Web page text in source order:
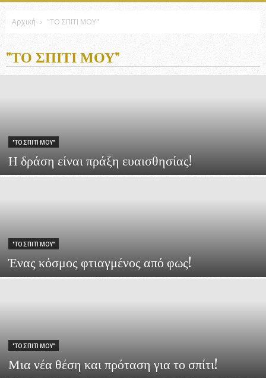
Αρχική "ΤΟ ΣΠΙΤΙ ΜΟΥ"
"ΤΟ ΣΠΙΤΙ ΜΟΥ"
"ΤΟ ΣΠΙΤΙ ΜΟΥ"
Η δράση είναι πράξη ευαισθησίας!
"ΤΟ ΣΠΙΤΙ ΜΟΥ"
Ένας κόσμος φτιαγμένος από φως!
"ΤΟ ΣΠΙΤΙ ΜΟΥ"
Μια νέα θέση και πρόταση για το σπίτι!